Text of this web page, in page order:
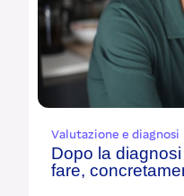
Valutazione e diagnosi
Dopo la
fare,